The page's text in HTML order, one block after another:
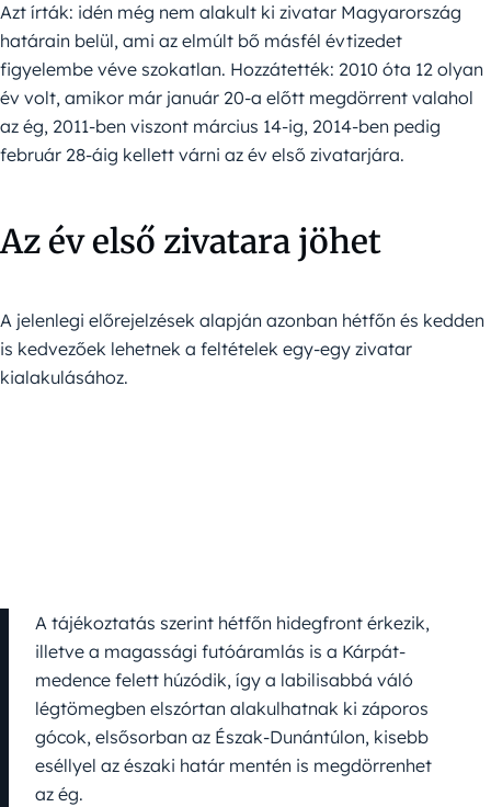
Azt írták: idén még nem alakult ki zivatar Magyarország
határain belül, ami az elmúlt bő másfél évtizedet
figyelembe véve szokatlan. Hozzátették: 2010 óta 12 olyan
év volt, amikor már január 20-a előtt megdörrent valahol
az ég, 2011-ben viszont március 14-ig, 2014-ben pedig
február 28-áig kellett várni az év első zivatarjára.
Az év első zivatara jöhet
A jelenlegi előrejelzések alapján azonban hétfőn és kedden
is kedvezőek lehetnek a feltételek egy-egy zivatar
kialakulásához.
A tájékoztatás szerint hétfőn hidegfront érkezik,
illetve a magassági futóáramlás is a Kárpát-
medence felett húzódik, így a labilisabbá váló
légtömegben elszórtan alakulhatnak ki záporos
gócok, elsősorban az Észak-Dunántúlon, kisebb
eséllyel az északi határ mentén is megdörrenhet
az ég.